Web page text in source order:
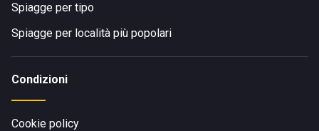
Spiagge per tipo
Spiagge per località più popolari
Condizioni
Cookie policy